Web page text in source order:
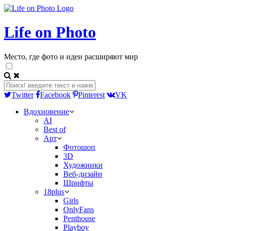
Life on Photo
Место, где фото и идеи расширяют мир
Twitter Facebook Pinterest
VK
Вдохновение
AI
Best of
Арт
Фотошоп
3D
Художники
Веб-дизайн
Шрифты
18plus
Girls
OnlyFans
Penthouse
Playboy